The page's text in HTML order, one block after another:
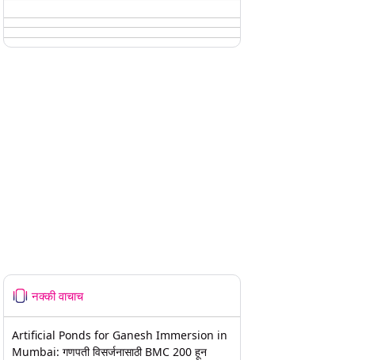
नक्की वाचाच
Artificial Ponds for Ganesh Immersion in
Mumbai: गणपती विसर्जनासाठी BMC 200 हून